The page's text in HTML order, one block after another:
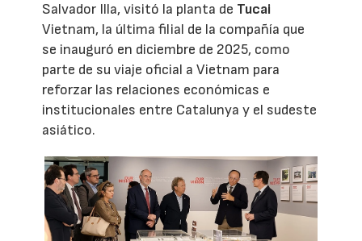
Salvador Illa, visitó la planta de Tucai
Vietnam, la última filial de la compañía que
se inauguró en diciembre de 2025, como
parte de su viaje oficial a Vietnam para
reforzar las relaciones económicas e
institucionales entre Catalunya y el sudeste
asiático.